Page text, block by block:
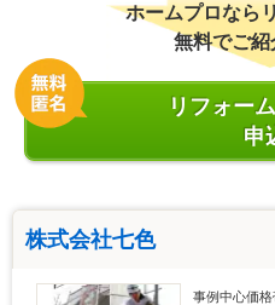
ホームプロなら
無料でご紹
リフォー
申
株式会社七色
事例中心価格